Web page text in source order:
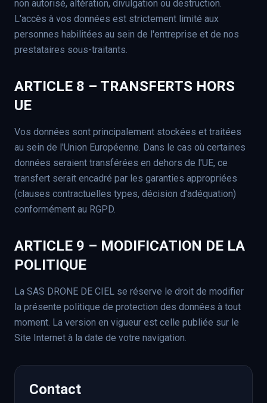
non autorisé, altération, divulgation ou destruction.
L'accès à vos données est strictement limité aux
personnes habilitées au sein de l'entreprise et de nos
prestataires sous-traitants.
ARTICLE 8 – TRANSFERTS HORS
UE
Vos données sont principalement stockées et traitées
au sein de l'Union Européenne. Dans le cas où certaines
données seraient transférées en dehors de l'UE, ce
transfert serait encadré par les garanties appropriées
(clauses contractuelles types, décision d'adéquation)
conformément au RGPD.
ARTICLE 9 – MODIFICATION DE LA
POLITIQUE
La SAS DRONE DE CIEL se réserve le droit de modifier
la présente politique de protection des données à tout
moment. La version en vigueur est celle publiée sur le
Site Internet à la date de votre navigation.
Contact